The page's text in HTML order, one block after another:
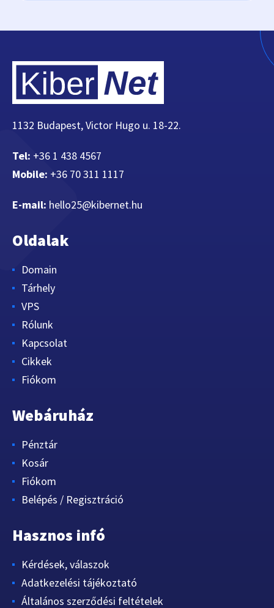
1132 Budapest, Victor Hugo u. 18-22.
Tel: +36 1 438 4567
Mobile: +36 70 311 1117
E-mail: hello25@kibernet.hu
Oldalak
Domain
Tárhely
VPS
Rólunk
Kapcsolat
Cikkek
Fiókom
Webáruház
Pénztár
Kosár
Fiókom
Belépés / Regisztráció
Hasznos infó
Kérdések, válaszok
Adatkezelési tájékoztató
Általános szerződési feltételek